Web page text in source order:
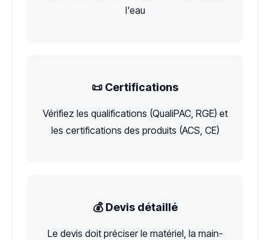
l'eau
📜 Certifications
Vérifiez les qualifications (QualiPAC, RGE) et
les certifications des produits (ACS, CE)
💰 Devis détaillé
Le devis doit préciser le matériel, la main-